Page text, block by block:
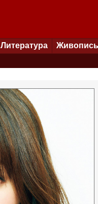
Литература Живопись